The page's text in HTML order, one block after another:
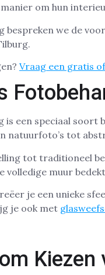
om hun
bespreken we de
Vraag een gratis
is een speciaal soort
natuurfoto’s tot
tot traditioneel
volledige muur
je een unieke
je ook met
Kiezen